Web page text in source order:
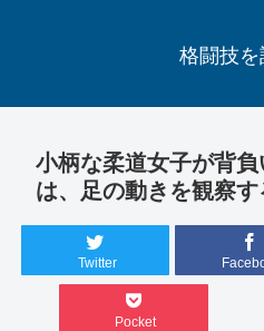
格闘技を
小柄な柔道女子が背
は、足の動きを観察す
Twitter
Pocket